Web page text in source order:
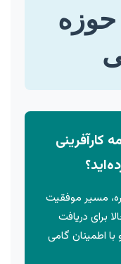
حوزه
کارآفرینی
مسیر موفقیت
برای دریافت
با اطمینان گامی